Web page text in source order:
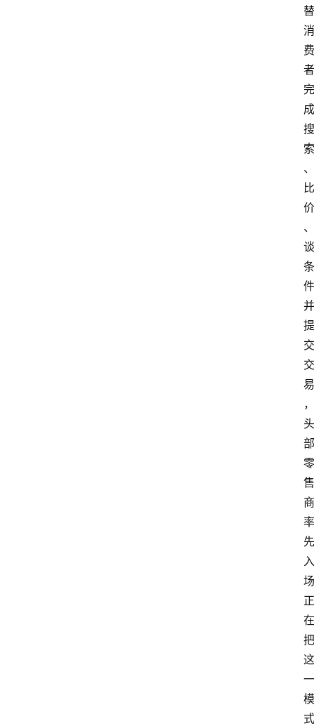
替
消
费
者
完
成
搜
索
、
比
价
、
谈
条
件
并
提
交
交
易
，
头
部
零
售
商
率
先
入
场
正
在
把
这
一
模
式